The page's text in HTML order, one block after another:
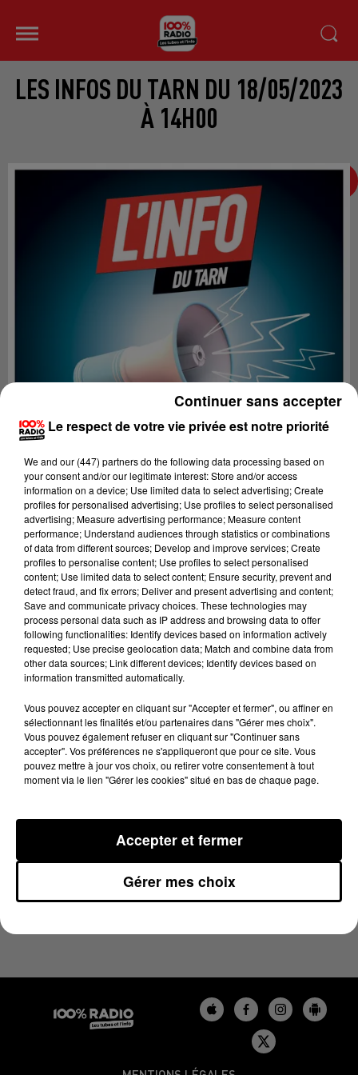
LES INFOS DU TARN DU 18/05/2023
À 14H00
Lecture (2 min 18 sec)
100%
18 mai 2023 - 2 min 18 sec
LES INFOS DU TARN DU 18/05/2023 À 14H00
Le respect de votre vie privée est notre priorité
We and our (447) partnersdo the following data processing based on
your consent and/or our legitimate interest: Store and/or access
information on a device; Use limited data to select advertising; Create
profiles for personalised advertising; Use profiles to select personalised
advertising; Measure advertising performance; Measure content
performance; Understand audiences through statistics or combinations
of data from different sources; Develop and improve services; Create
profiles to personalise content; Use profiles to select personalised
content; Use limited data to select content; Ensure security, prevent and
detect fraud, and fix errors; Deliver and present advertising and content;
Save and communicate privacy choices. These technologies may
process personal data such as IP address and browsing data to offer
following functionalities: Identify devices based on information actively
requested; Use precise geolocation data; Match and combine data from
other data sources; Link different devices; Identify devices based on
information transmitted automatically.
Vous pouvez accepter en cliquant sur "Accepter et fermer", ou affiner en
sélectionnant les finalités et/ou partenaires dans "Gérer mes choix".
Vous pouvez également refuser en cliquant sur "Continuer sans
accepter". Vos préférences ne s'appliqueront que pour ce site. Vous
pouvez mettre à jour vos choix, ou retirer votre consentement à tout
moment via le lien "Gérer les cookies" situé en bas de chaque page.
Gérer mes choix
Accepter et fermer
Continuer sans accepter